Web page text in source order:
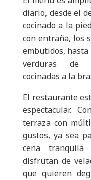
diario, desde el
cocinado a la
con entraña, los
embutidos,
verduras de
cocinadas a la
El restaurante
espectacular.
terraza con
gustos, ya sea
cena
disfrutan de
que quieren